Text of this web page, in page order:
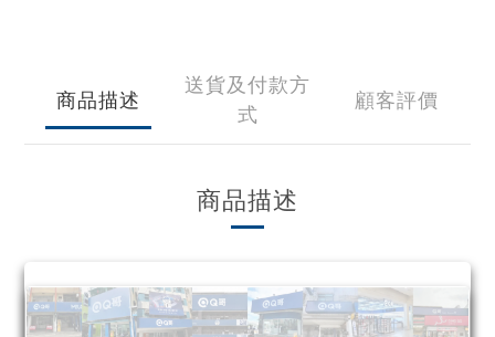
商品描述
送貨及付款方
式
顧客評價
商品描述